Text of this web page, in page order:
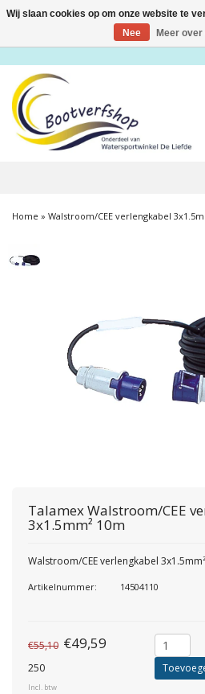
Toggle
Home » Walstroom/CEE verlengkabel
TalamexWalstroom/CEE
3x1.5mm² 10m
Walstroom/CEE verlengkabel
Artikelnummer: 14504110
€55,10 €49,59
250
Incl. btw
Wij slaan cookies op om onze website te
Nee
Meer